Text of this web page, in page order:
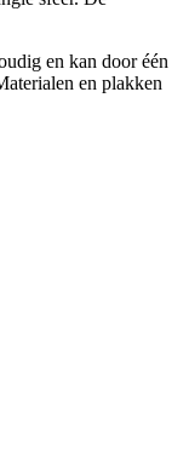
en kan door één
en plakken